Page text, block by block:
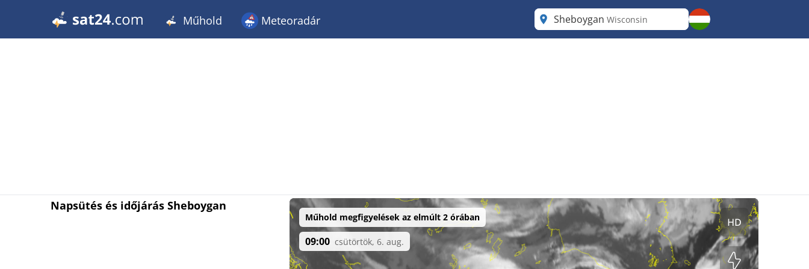
Műhold Meteoradár Sheboygan Wisconsin
Napsütés és időjárás Sheboygan
Műhold megfigyelések az elmúlt 2 órában
09:00 csütörtök, 6. aug.